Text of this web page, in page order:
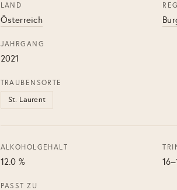
LAND
Österreich
JAHRGANG
2021
TRAUBENSORTE
St. Laurent
ALKOHOLGEHALT
12.0 %
PASST ZU